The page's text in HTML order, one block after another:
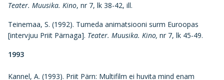
Teater. Muusika. Kino, nr 7, lk 38-42, ill.
Teinemaa, S. (1992). Tumeda animatsiooni surm Euroopas
[intervjuu Priit Pärnaga]. Teater. Muusika. Kino, nr 7, lk 45-49.
1993
Kannel, A. (1993). Priit Pärn: Multifilm ei huvita mind enam